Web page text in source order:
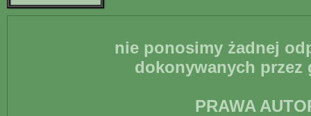
nie ponosimy żadnej
dokonywanych
PRAWA